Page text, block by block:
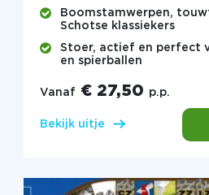
Boomstamwerpen,
Schotse klassiekers
Stoer, actief en perfect
en spierballen
Vanaf € 27,50 p.p.
Bekijk uitje